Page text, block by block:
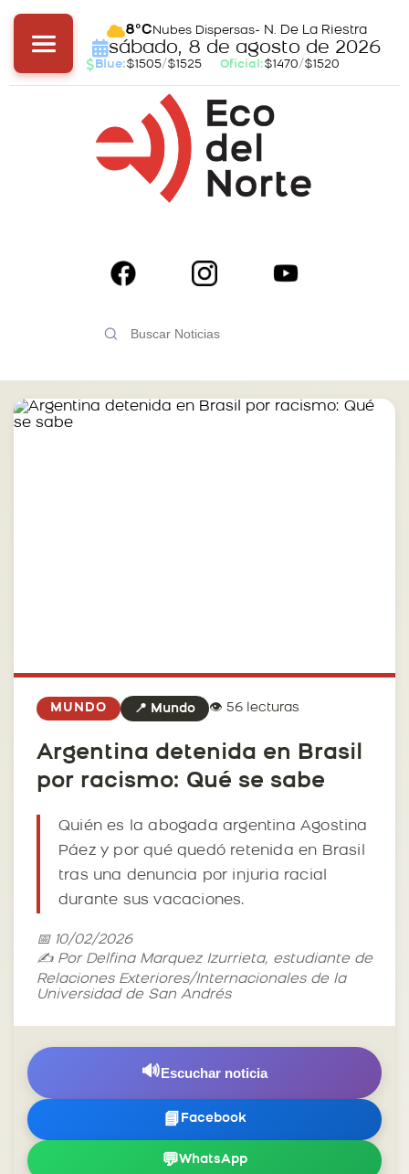
8°C Nubes Dispersas- N. De La Riestra
sábado, 8 de agosto de 2026
Blue:$1505/$1525 Oficial:$1470/$1520
MUNDO 📍 Mundo 👁️ 56 lecturas
Argentina detenida en Brasil
por racismo: Qué se sabe
Quién es la abogada argentina Agostina
Páez y por qué quedó retenida en Brasil
tras una denuncia por injuria racial
durante sus vacaciones.
📅 10/02/2026
✍️ Por Delfina Marquez Izurrieta, estudiante de
Relaciones Exteriores/Internacionales de la
Universidad de San Andrés
🔊Escuchar noticia
📘 Facebook
💬WhatsApp